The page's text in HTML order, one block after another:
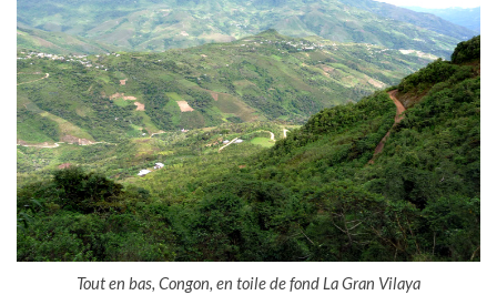
Tout en bas, Congon, en toile de fond La Gran Vilaya